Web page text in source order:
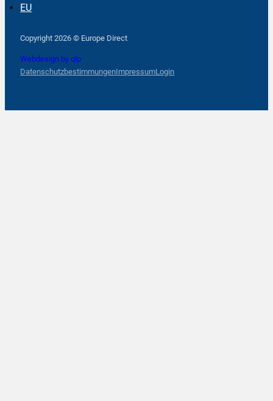
EU
Copyright 2026 © Europe Direct
Webdesign by qlp
DatenschutzbestimmungenImpressumLogin